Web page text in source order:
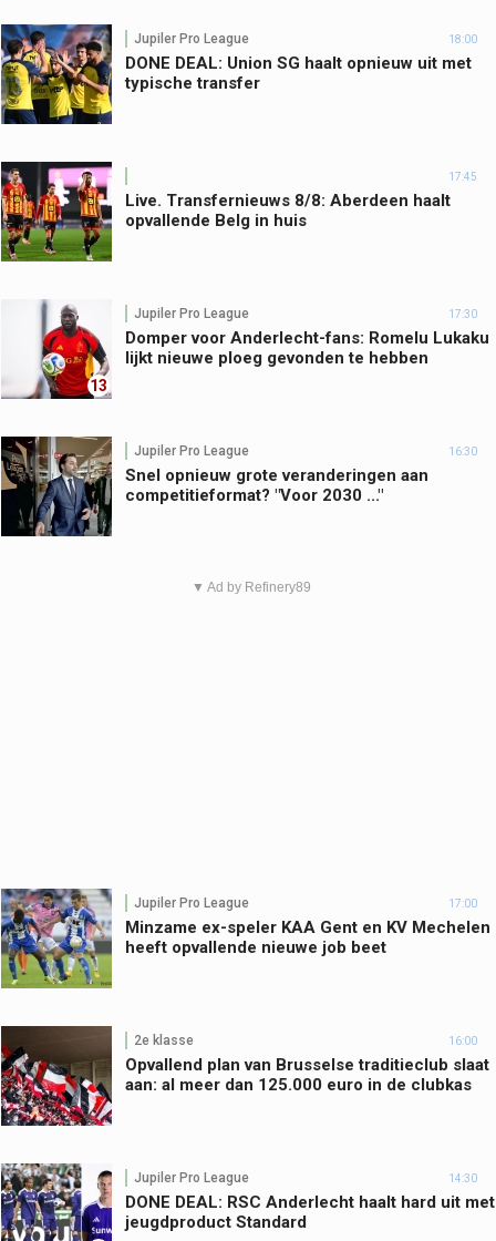
Jupiler Pro League 18:00
DONE DEAL: Union SG haalt opnieuw uit met
typische transfer
17:45
Live. Transfernieuws 8/8: Aberdeen haalt
opvallende Belg in huis
13
Jupiler Pro League 17:30
Domper voor Anderlecht-fans: Romelu Lukaku
lijkt nieuwe ploeg gevonden te hebben
Jupiler Pro League 16:30
Snel opnieuw grote veranderingen aan
competitieformat? "Voor 2030 ..."
▼ Ad by Refinery89
Jupiler Pro League 17:00
Minzame ex-speler KAA Gent en KV Mechelen
heeft opvallende nieuwe job beet
2e klasse 16:00
Opvallend plan van Brusselse traditieclub slaat
aan: al meer dan 125.000 euro in de clubkas
Jupiler Pro League 14:30
DONE DEAL: RSC Anderlecht haalt hard uit met
jeugdproduct Standard